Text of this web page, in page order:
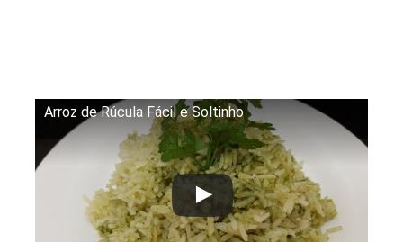
Arroz de Rúcula Fácil e Soltinho